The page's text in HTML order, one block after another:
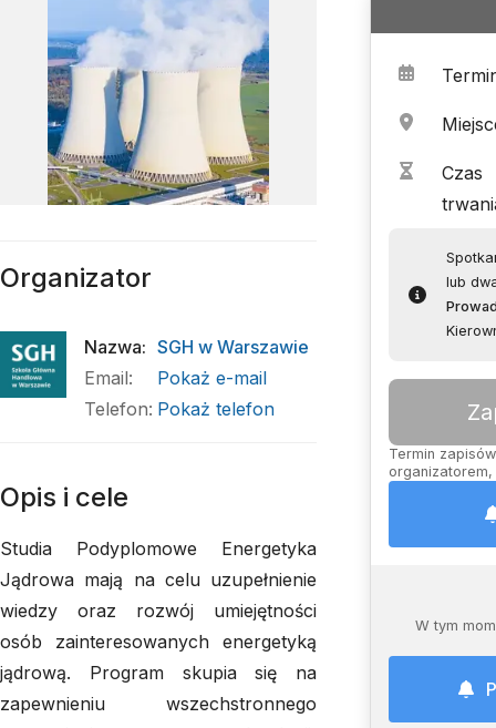
Czas
lub
Termin
W tym
Organizator
Nazwa: SGH w Warszawie
Email:
Pokaż e-mail
Telefon: Pokaż telefon
Opis i cele
Studia Podyplomowe Energetyka
Jądrowa mają na celu uzupełnienie
wiedzy oraz rozwój umiejętności
osób zainteresowanych energetyką
jądrową. Program skupia się na
zapewnieniu wszechstronnego